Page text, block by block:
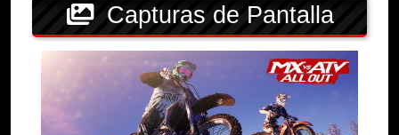
Capturas de Pantalla